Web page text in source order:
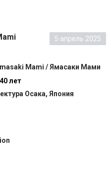
5 апрель 2025
Mami / Ямасаки Мами
40 лет
Осака, Япония